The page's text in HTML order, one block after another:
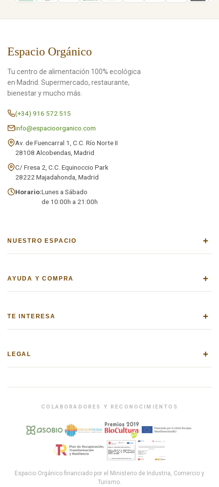
Espacio Orgánico
Tu centro de alimentación 100% ecológica
en Madrid. Supermercado, restaurante,
bienestar y mucho más.
(+34) 916 572 515
info@espacioorganico.com
Av. de Fuencarral 1, C.C. Río Norte II
28108 Alcobendas, Madrid
C/ Fresa 2, C.C. Equinoccio Park
28222 Majadahonda, Madrid
Horario:Lunes a Sábado
de 10:00h a 21:00h
NUESTRO ESPACIO +
AYUDA Y COMPRA +
TE INTERESA +
LEGAL +
COLABORADORES Y RECONOCIMIENTOS
Espacio Orgánico financiado por el Ministerio de Industria, Comercio y
Turismo.